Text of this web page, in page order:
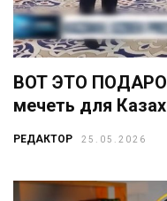
ВОТ ЭТО
мечеть для
РЕДАКТОР 25.05.2026